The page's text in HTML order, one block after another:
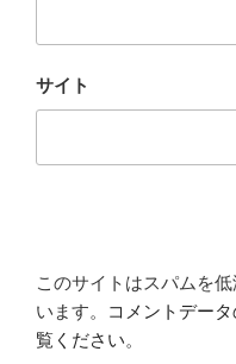
サイト
このサイトはスパムを
います。
コメントデー
覧ください。